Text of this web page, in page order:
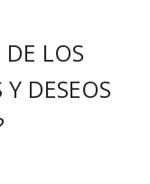
DE LOS
DESEOS